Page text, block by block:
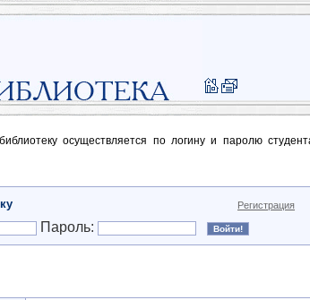
осуществляется по логину и паролю
Регистрация
Пароль: